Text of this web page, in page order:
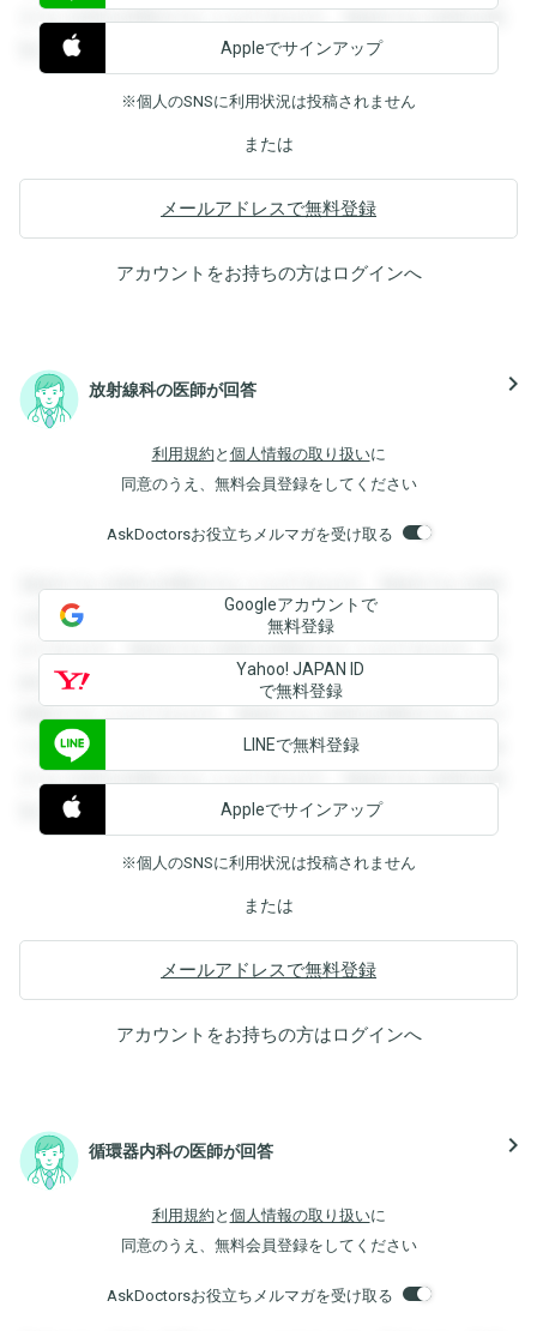
すると回答を閲覧することができます。登録すると回答を閲
覧することができます。
Appleでサインアップ
※個人のSNSに利用状況は投稿されません
または
メールアドレスで無料登録
アカウントをお持ちの方はログインへ
放射線科の医師が回答 navigate_next
利用規約 と 個人情報の取り扱いに
同意のうえ、無料会員登録をしてください
AskDoctorsお役立ちメルマガを受け取る
登録すると回答を閲覧することができます。登録すると回答
を閲覧することができます。登録すると回答を閲覧すること
ができます。登録すると回答を閲覧することができます。登
録すると回答を閲覧することができます。登録すると回答を
閲覧することができます。登録すると回答を閲覧することが
できます。登録すると回答を閲覧することができます。登録
すると回答を閲覧することができます。登録すると回答を閲
覧することができます。
Googleアカウントで
無料登録
Yahoo! JAPAN ID
で無料登録
LINEで無料登録
Appleでサインアップ
※個人のSNSに利用状況は投稿されません
または
メールアドレスで無料登録
アカウントをお持ちの方はログインへ
循環器内科の医師が回答 navigate_next
利用規約 と 個人情報の取り扱いに
同意のうえ、無料会員登録をしてください
AskDoctorsお役立ちメルマガを受け取る